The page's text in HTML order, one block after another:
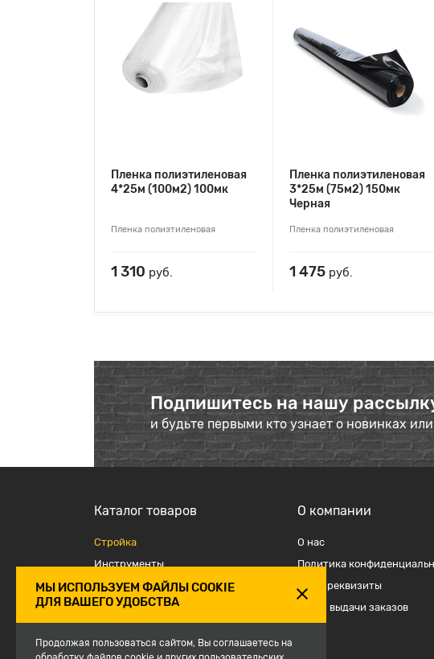
Пленка полиэтиленовая
4*25м (100м2) 100мк
Пленка полиэтиленовая
1 310 руб.
Пленка полиэтиленовая
3*25м (75м2) 150мк
Черная
Пленка полиэтиленовая
1 475 руб.
Подпишитесь на нашу
и будьте первыми кто узнает о новинках
Каталог товаров
Стройка
Инструменты
Отделка
Крепеж и такелаж
Средства защиты, спецодежда
О компании
О наc
Политика
Наши реквизиты
Точки выдачи заказов
МЫ ИСПОЛЬЗУЕМ ФАЙЛЫ COOKIE
ДЛЯ ВАШЕГО УДОБСТВА
Продолжая пользоваться сайтом, Вы соглашаетесь на